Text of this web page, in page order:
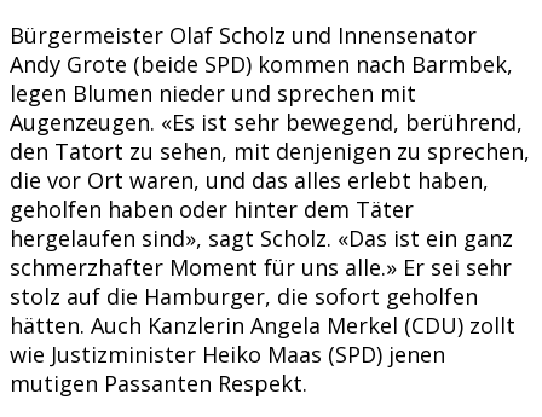
Bürgermeister Olaf Scholz und Innensenator
Andy Grote (beide SPD) kommen nach Barmbek,
legen Blumen nieder und sprechen mit
Augenzeugen. «Es ist sehr bewegend, berührend,
den Tatort zu sehen, mit denjenigen zu sprechen,
die vor Ort waren, und das alles erlebt haben,
geholfen haben oder hinter dem Täter
hergelaufen sind», sagt Scholz. «Das ist ein ganz
schmerzhafter Moment für uns alle.» Er sei sehr
stolz auf die Hamburger, die sofort geholfen
hätten. Auch Kanzlerin Angela Merkel (CDU) zollt
wie Justizminister Heiko Maas (SPD) jenen
mutigen Passanten Respekt.